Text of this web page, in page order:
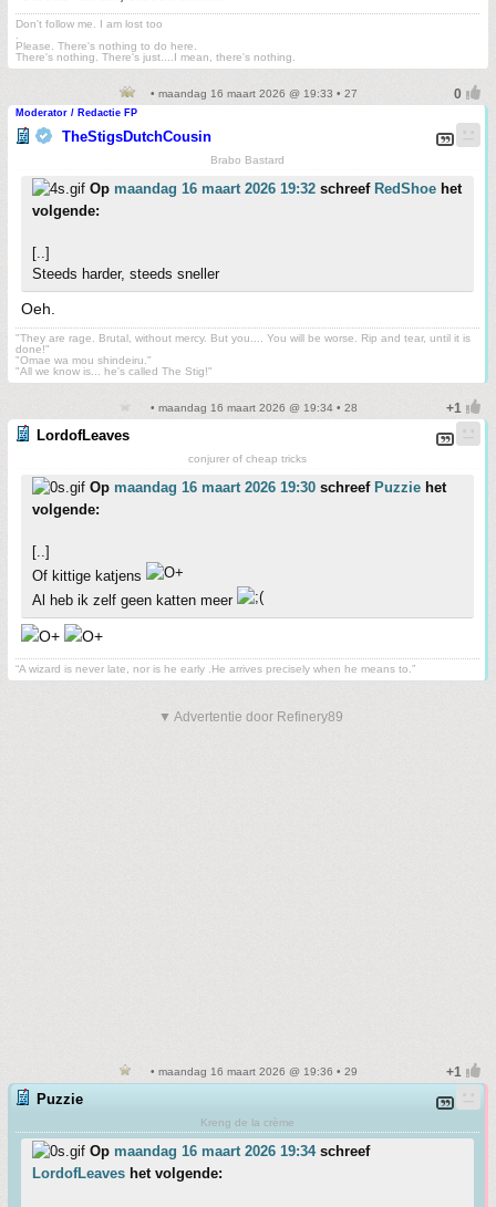
Don't follow me. I am lost too
Please. There's nothing to do here.
There's nothing. There's just....I mean, there's nothing.
• maandag 16 maart 2026 @ 19:33 • 27
Moderator / Redactie FP
TheStigsDutchCousin
Brabo Bastard
Op maandag 16 maart 2026 19:32 schreef RedShoe het
volgende:
[..]
Steeds harder, steeds sneller
Oeh.
"They are rage. Brutal, without mercy. But you.... You will be worse. Rip and tear, until it is
done!"
"Omae wa mou shindeiru."
"All we know is... he's called The Stig!"
• maandag 16 maart 2026 @ 19:34 • 28
LordofLeaves
conjurer of cheap tricks
Op maandag 16 maart 2026 19:30 schreef Puzzie het
volgende:
[..]
Of kittige katjens
Al heb ik zelf geen katten meer
“A wizard is never late, nor is he early .He arrives precisely when he means to.”
▼ Advertentie door Refinery89
• maandag 16 maart 2026 @ 19:36 • 29
Puzzie
Kreng de la crème
Op maandag 16 maart 2026 19:34schreef
LordofLeaves het volgende: